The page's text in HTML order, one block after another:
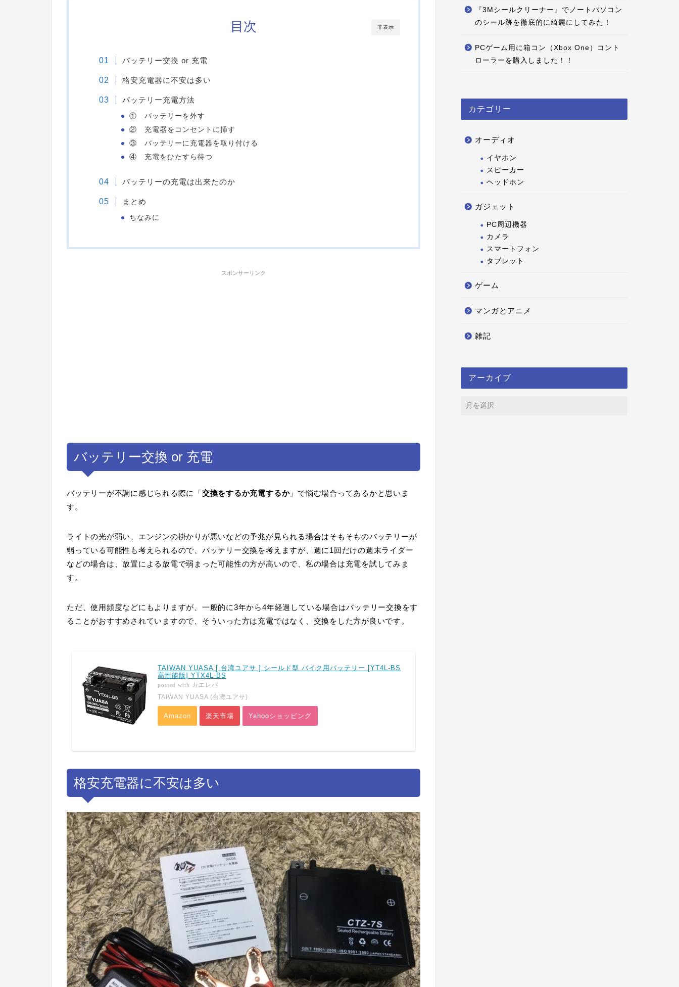
非表示
目次
バッテリー交換 or 充電
格安充電器に不安は多い
バッテリー充電方法
① バッテリーを外す
② 充電器をコンセントに挿す
③ バッテリーに充電器を取り付ける
④ 充電をひたすら待つ
バッテリーの充電は出来たのか
まとめ
ちなみに
スポンサーリンク
バッテリー交換 or 充電
バッテリーが不調に感じられる際に「交換をするか充電するか」で悩む場合ってあるかと思いま
す。
ライトの光が弱い、エンジンの掛かりが悪いなどの予兆が見られる場合はそもそものバッテリーが
弱っている可能性も考えられるので、バッテリー交換を考えますが、週に1回だけの週末ライダー
などの場合は、放置による放電で弱まった可能性の方が高いので、私の場合は充電を試してみま
す。
ただ、使用頻度などにもよりますが、一般的に3年から4年経過している場合はバッテリー交換をす
ることがおすすめされていますので、そういった方は充電ではなく、交換をした方が良いです。
TAIWAN YUASA [ 台湾ユアサ ] シールド型 バイク用バッテリー [YT4L-BS
高性能版] YTX4L-BS
posted with カエレバ
TAIWAN YUASA (台湾ユアサ)
Amazon 楽天市場 Yahooショッピング
格安充電器に不安は多い
『3Mシールクリーナー』でノートパソコン
のシール跡を徹底的に綺麗にしてみた！
PCゲーム用に箱コン（Xbox One）コント
ローラーを購入しました！！
カテゴリー
オーディオ
イヤホン
スピーカー
ヘッドホン
ガジェット
PC周辺機器
カメラ
スマートフォン
タブレット
ゲーム
マンガとアニメ
雑記
アーカイブ